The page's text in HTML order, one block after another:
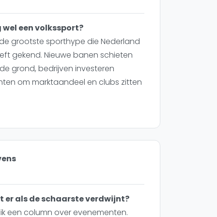
WhatsApp Community
een volkssport?
grootste sporthype die Nederland
gekend. Nieuwe banen schieten
grond, bedrijven investeren
om marktaandeel en clubs zitten
er als de schaarste verdwijnt?
een column over evenementen.